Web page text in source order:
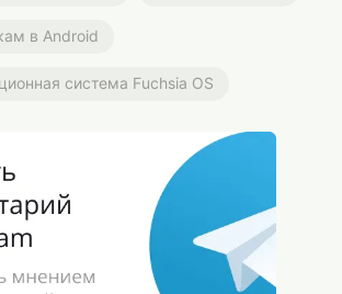
в Android
система Fuchsia OS